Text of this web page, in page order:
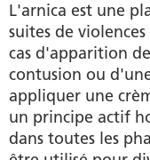
L'arnica est une
suites de
cas d'apparition
contusion ou
appliquer une
un principe actif
dans toutes les